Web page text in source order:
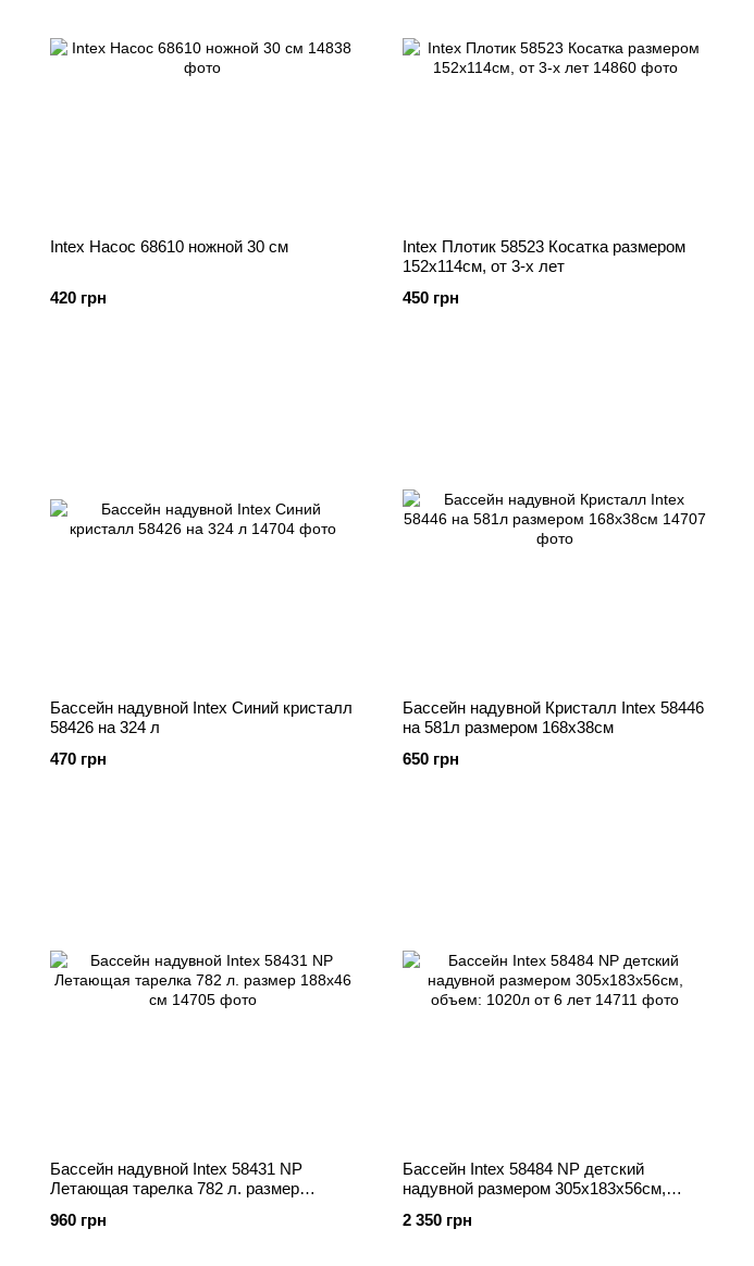
Intex Насос 68610 ножной 30 см
420 грн
Intex Плотик 58523 Косатка размером
152х114см, от 3-х лет
450 грн
Бассейн надувной Intex Синий кристалл
58426 на 324 л
470 грн
Бассейн надувной Кристалл Intex 58446
на 581л размером 168х38см
650 грн
Бассейн надувной Intex 58431 NP
Летающая тарелка 782 л. размер
960 грн
Бассейн Intex 58484 NP детский
надувной размером 305х183х56см,
2 350 грн